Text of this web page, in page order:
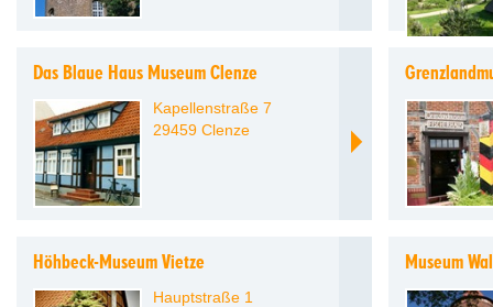
Das Blaue Haus Museum Clenze
Kapellenstraße 7
29459 Clenze
Höhbeck-Museum Vietze
Hauptstraße 1
Museum